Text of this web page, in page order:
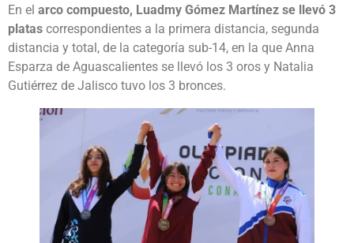
En el arco compuesto, Luadmy Gómez Martínez se llevó 3
platas correspondientes a la primera distancia, segunda
distancia y total, de la categoría sub-14, en la que Anna
Esparza de Aguascalientes se llevó los 3 oros y Natalia
Gutiérrez de Jalisco tuvo los 3 bronces.